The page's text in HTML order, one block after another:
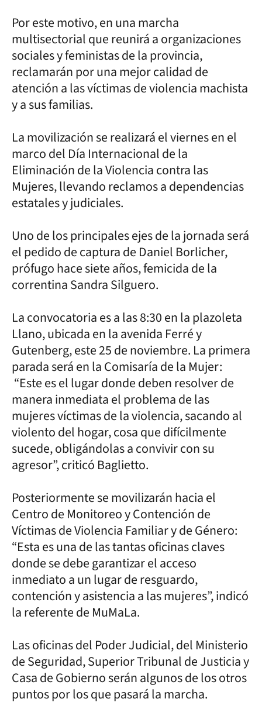
Por este motivo, en una marcha
multisectorial que reunirá a organizaciones
sociales y feministas de la provincia,
reclamarán por una mejor calidad de
atención a las víctimas de violencia machista
y a sus familias.
La movilización se realizará el viernes en el
marco del Día Internacional de la
Eliminación de la Violencia contra las
Mujeres, llevando reclamos a dependencias
estatales y judiciales.
Uno de los principales ejes de la jornada será
el pedido de captura de Daniel Borlicher,
prófugo hace siete años, femicida de la
correntina Sandra Silguero.
La convocatoria es a las 8:30 en la plazoleta
Llano, ubicada en la avenida Ferré y
Gutenberg, este 25 de noviembre. La primera
parada será en la Comisaría de la Mujer:
“Este es el lugar donde deben resolver de
manera inmediata el problema de las
mujeres víctimas de la violencia, sacando al
violento del hogar, cosa que difícilmente
sucede, obligándolas a convivir con su
agresor”, criticó Baglietto.
Posteriormente se movilizarán hacia el
Centro de Monitoreo y Contención de
Víctimas de Violencia Familiar y de Género:
“Esta es una de las tantas oficinas claves
donde se debe garantizar el acceso
inmediato a un lugar de resguardo,
contención y asistencia a las mujeres”, indicó
la referente de MuMaLa.
Las oficinas del Poder Judicial, del Ministerio
de Seguridad, Superior Tribunal de Justicia y
Casa de Gobierno serán algunos de los otros
puntos por los que pasará la marcha.